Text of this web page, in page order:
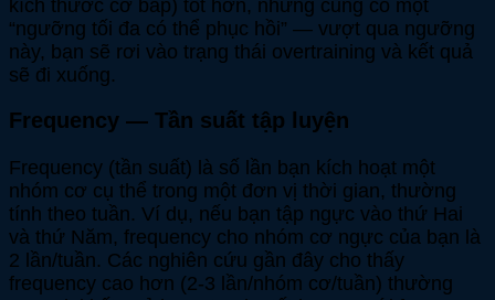
kích thước cơ bắp) tốt hơn, nhưng cũng có một
“ngưỡng tối đa có thể phục hồi” — vượt qua ngưỡng
này, bạn sẽ rơi vào trạng thái overtraining và kết quả
sẽ đi xuống.
Frequency — Tần suất tập luyện
Frequency (tần suất) là số lần bạn kích hoạt một
nhóm cơ cụ thể trong một đơn vị thời gian, thường
tính theo tuần. Ví dụ, nếu bạn tập ngực vào thứ Hai
và thứ Năm, frequency cho nhóm cơ ngực của bạn là
2 lần/tuần. Các nghiên cứu gần đây cho thấy
frequency cao hơn (2-3 lần/nhóm cơ/tuần) thường